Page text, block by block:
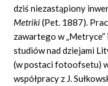
dziś niezastąpiony
Metriki(Pet. 1887).
zawartego w
studiów nad dziejami
(w postaci fotoofsetu)
współpracy z J.